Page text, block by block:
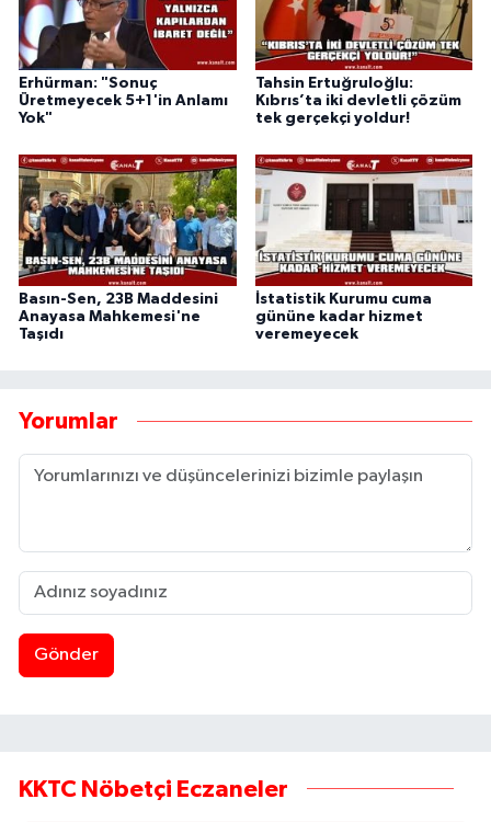
Erhürman: "Sonuç
Üretmeyecek 5+1'in Anlamı
Yok"
Tahsin Ertuğruloğlu:
Kıbrıs’ta iki devletli çözüm
tek gerçekçi yoldur!
Basın-Sen, 23B Maddesini
Anayasa Mahkemesi'ne
Taşıdı
İstatistik Kurumu cuma
gününe kadar hizmet
veremeyecek
Yorumlar
Gönder
KKTC Nöbetçi Eczaneler